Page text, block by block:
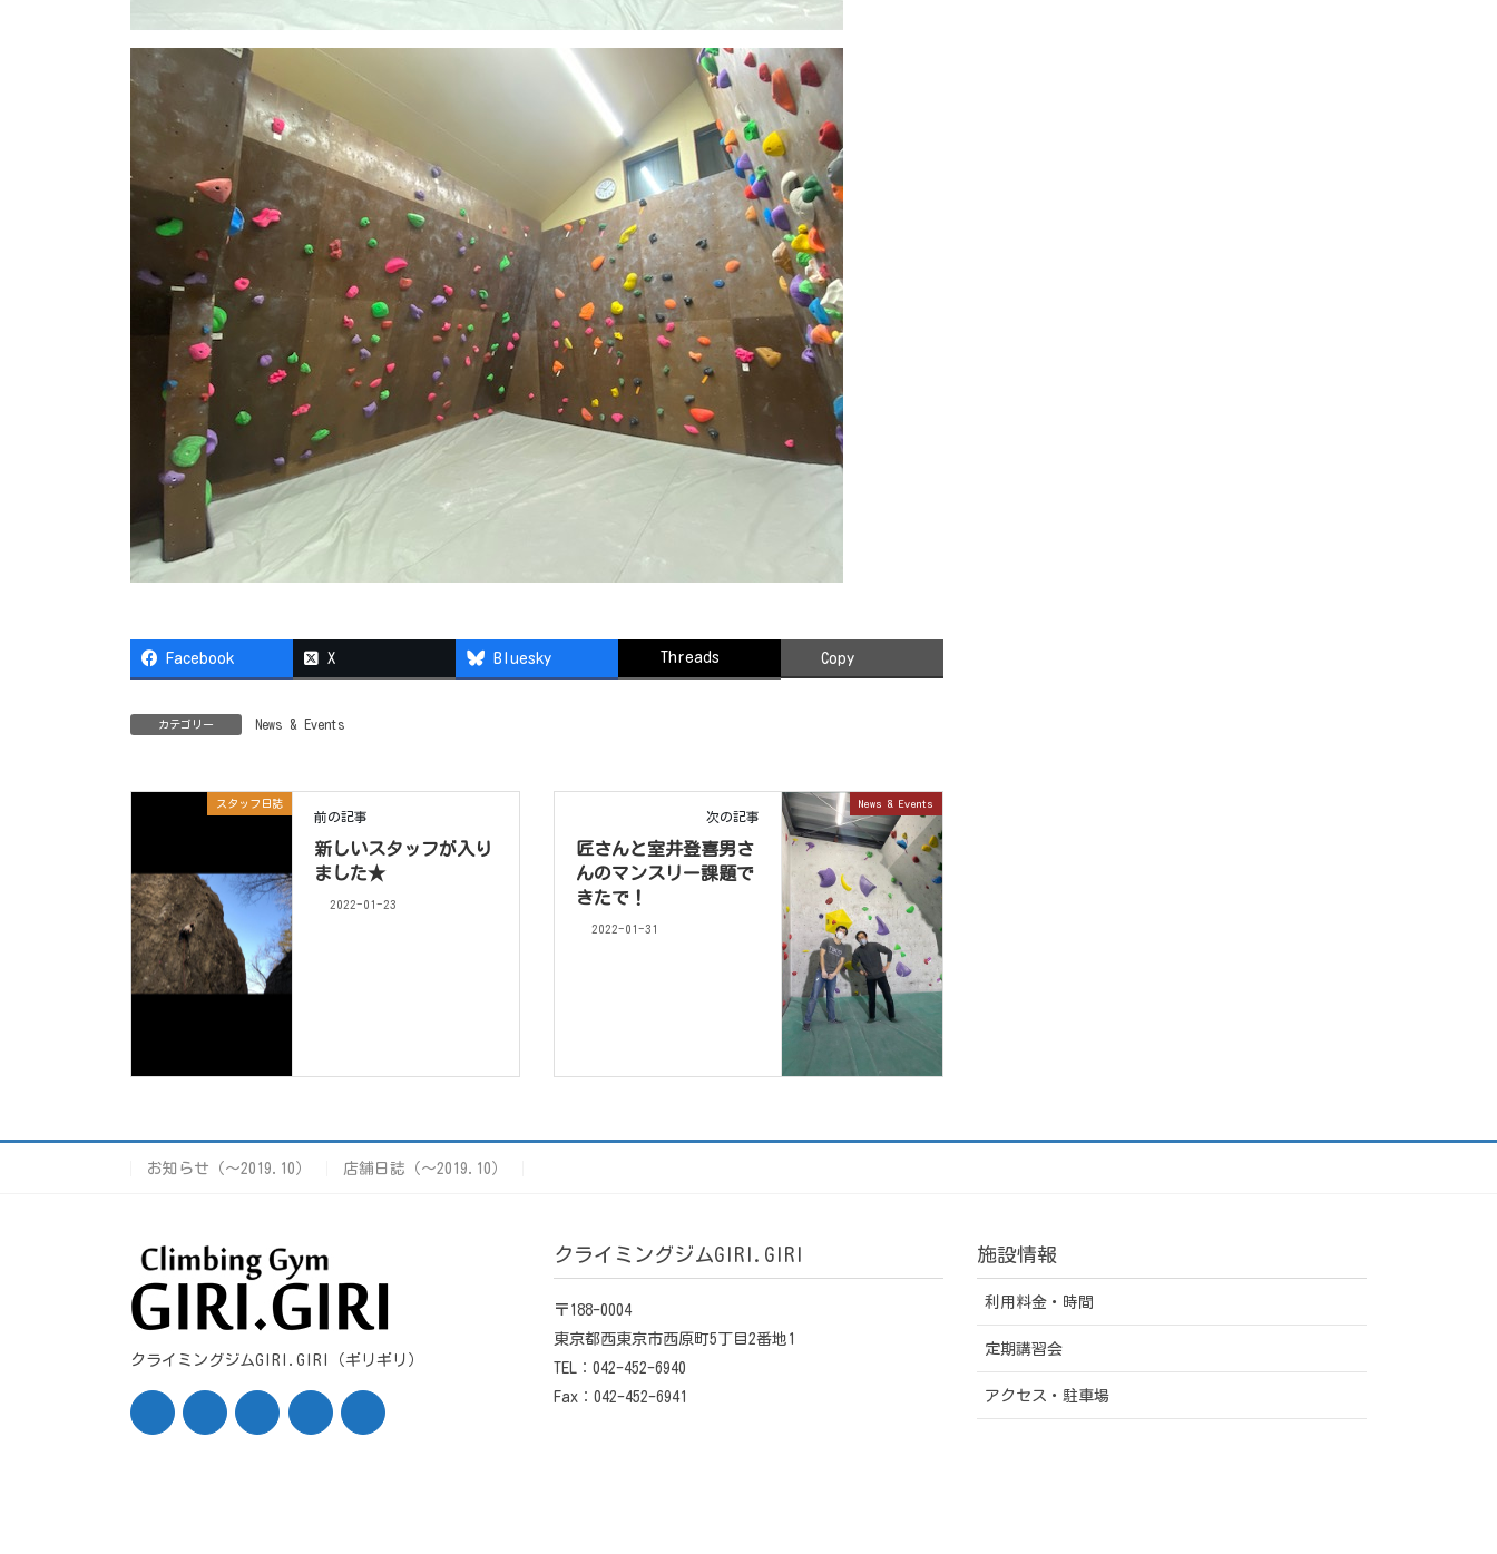
Facebook X Bluesky Threads Copy
カテゴリー News & Events
スタッフ日誌
前の記事
新しいスタッフが入り
ました★
2022-01-23
News & Events
次の記事
匠さんと室井登喜男さ
んのマンスリー課題で
きたで！
2022-01-31
お知らせ（〜2019.10） 店舗日誌（〜2019.10）
クライミングジムGIRI.GIRI（ギリギリ）
クライミングジムGIRI.GIRI
〒188-0004
東京都西東京市西原町5丁目2番地1
TEL：042-452-6940
Fax：042-452-6941
施設情報
利用料金・時間
定期講習会
アクセス・駐車場